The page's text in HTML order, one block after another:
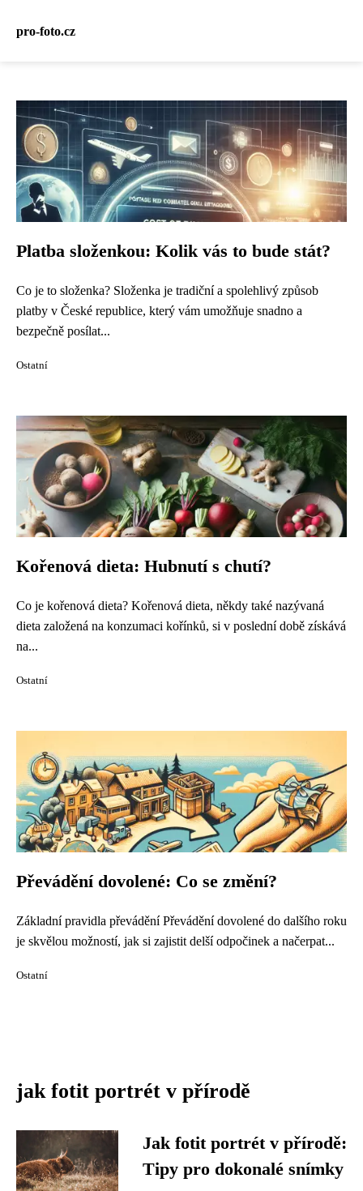
pro-foto.cz
Platba složenkou: Kolik vás to bude stát?
Co je to složenka? Složenka je tradiční a spolehlivý způsob
platby v České republice, který vám umožňuje snadno a
bezpečně posílat...
Ostatní
Kořenová dieta: Hubnutí s chutí?
Co je kořenová dieta? Kořenová dieta, někdy také nazývaná
dieta založená na konzumaci kořínků, si v poslední době získává
na...
Ostatní
Převádění dovolené: Co se změní?
Základní pravidla převádění Převádění dovolené do dalšího roku
je skvělou možností, jak si zajistit delší odpočinek a načerpat...
Ostatní
jak fotit portrét v přírodě
Jak fotit portrét v přírodě:
Tipy pro dokonalé snímky